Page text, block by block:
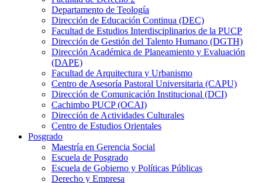
Departamento de Teología
Dirección de Educación Continua (DEC)
Facultad de Estudios Interdisciplinarios de la PUCP
Dirección de Gestión del Talento Humano (DGTH)
Dirección Académica de Planeamiento y Evaluación
(DAPE)
Facultad de Arquitectura y Urbanismo
Centro de Asesoría Pastoral Universitaria (CAPU)
Dirección de Comunicación Institucional (DCI)
Cachimbo PUCP (OCAI)
Dirección de Actividades Culturales
Centro de Estudios Orientales
Posgrado
Maestría en Gerencia Social
Escuela de Posgrado
Escuela de Gobierno y Políticas Públicas
Derecho y Empresa